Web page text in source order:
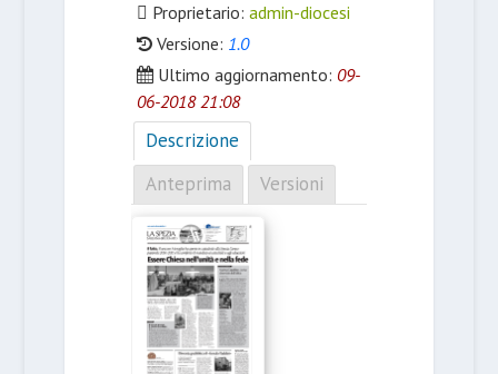
Proprietario: admin-diocesi
Versione: 1.0
Ultimo aggiornamento: 09-
06-2018 21:08
Descrizione
Anteprima
Versioni